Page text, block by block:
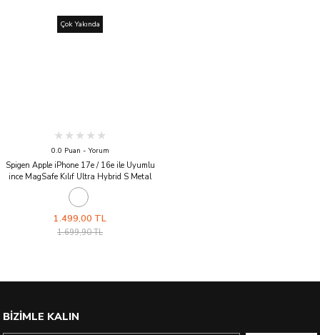
Çok Yakında
0.0 Puan - Yorum
Spigen Apple iPhone 17e / 16e ile Uyumlu
ince MagSafe Kılıf Ultra Hybrid S Metal
Stand'lı Sararmaya Dayanıklı
DuraClear™ Hava Kanalı Teknolojisi™
Black
1.499,00 TL
1.699,90 TL
BİZİMLE KALIN